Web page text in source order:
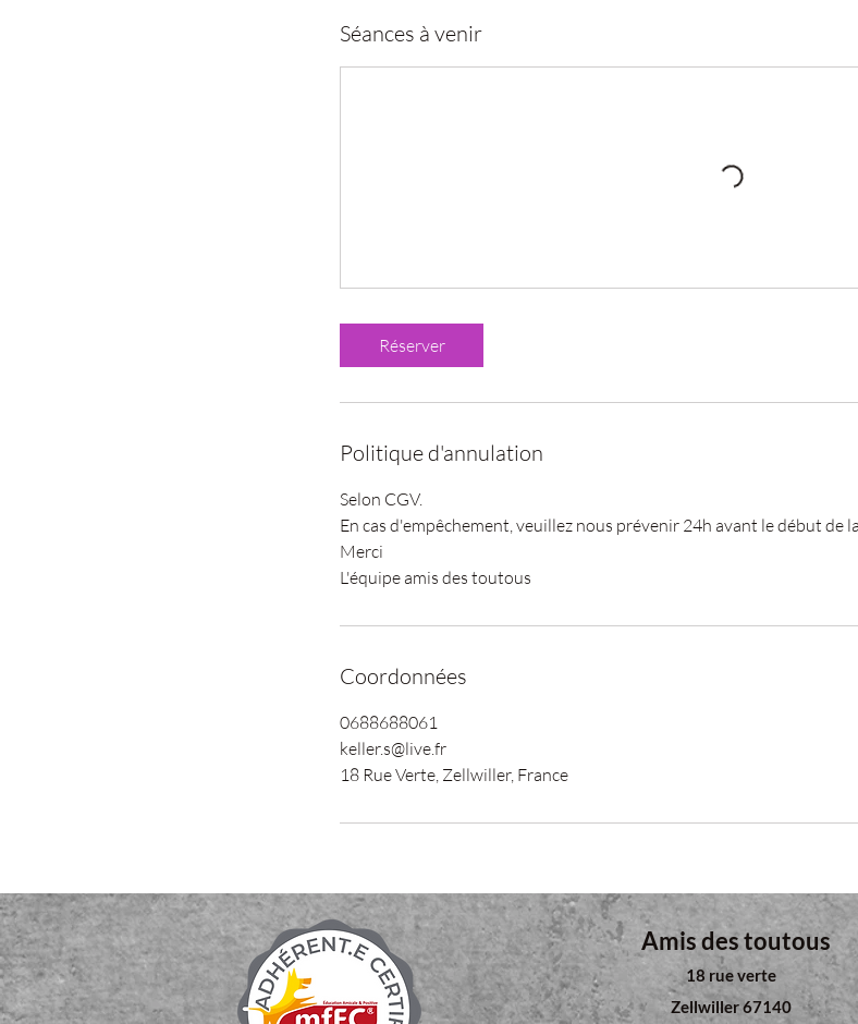
Séances à venir
Réserver
Politique d'annulation
Selon CGV.
En cas d'empêchement, veuillez nous prévenir 24h avant le début de
Merci
L'équipe amis des toutous
Coordonnées
0688688061
keller.s@live.fr
18 Rue Verte, Zellwiller, France
Amis des toutous
18 rue verte
Zellwiller 67140